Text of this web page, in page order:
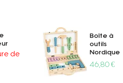
de
Boîte à
outils
Nordique
Prix
46,80 €